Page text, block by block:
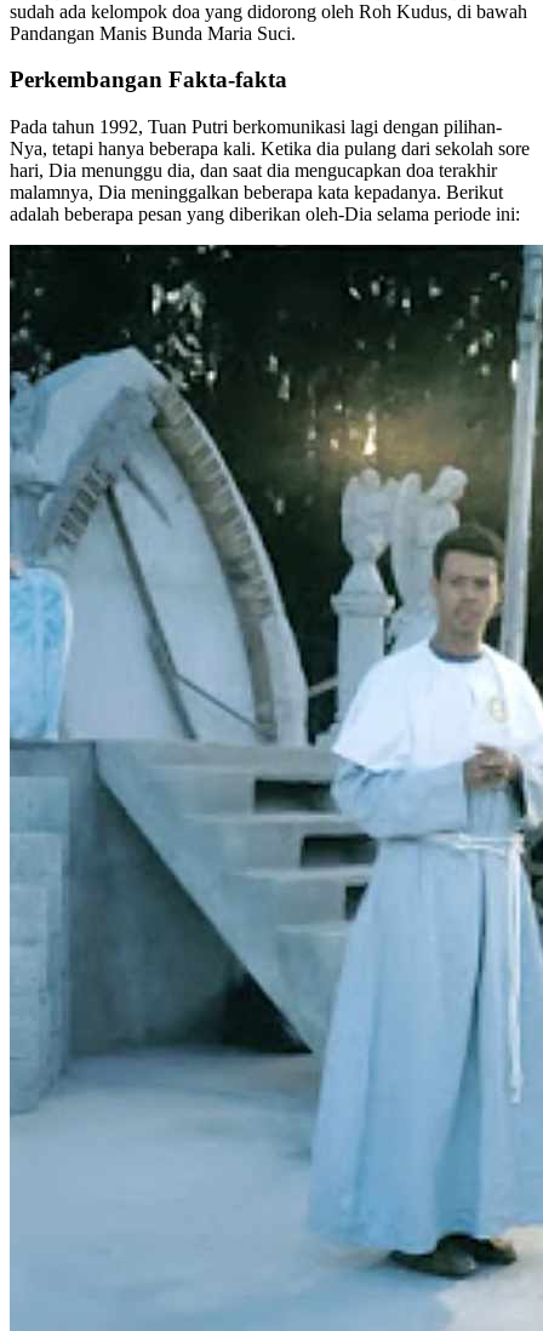
sudah ada kelompok doa yang didorong oleh Roh Kudus, di bawah
Pandangan Manis Bunda Maria Suci.
Perkembangan Fakta-fakta
Pada tahun 1992, Tuan Putri berkomunikasi lagi dengan pilihan-
Nya, tetapi hanya beberapa kali. Ketika dia pulang dari sekolah sore
hari, Dia menunggu dia, dan saat dia mengucapkan doa terakhir
malamnya, Dia meninggalkan beberapa kata kepadanya. Berikut
adalah beberapa pesan yang diberikan oleh-Dia selama periode ini: